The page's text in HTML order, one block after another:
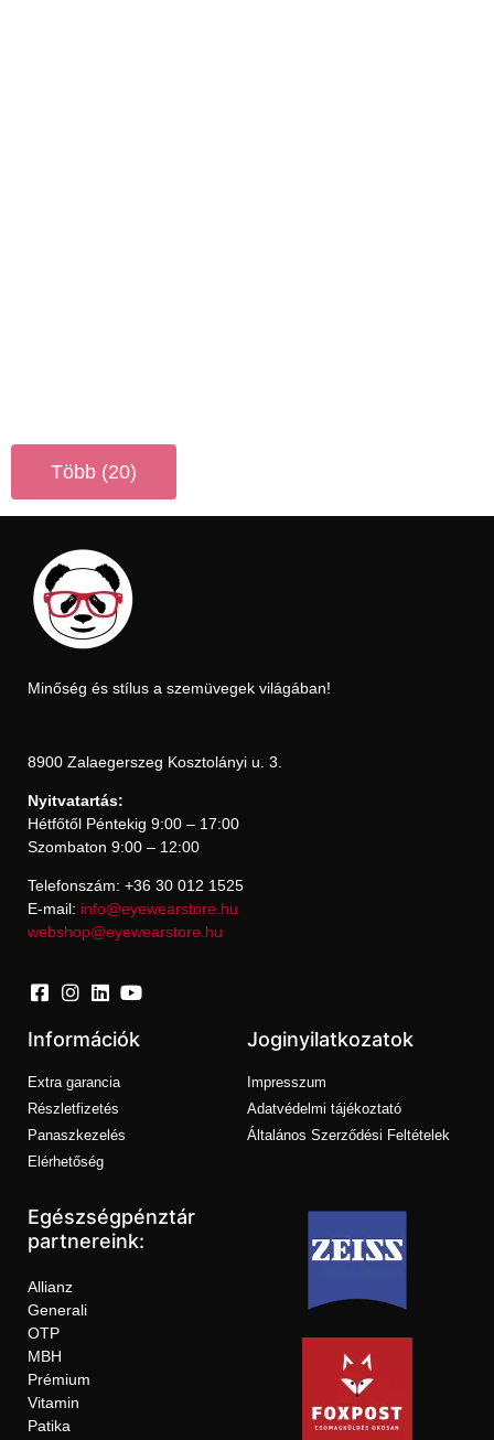
Több (20)
Minőség és stílus a szemüvegek világában!
8900 Zalaegerszeg Kosztolányi u. 3.
Nyitvatartás:
Hétfőtől Péntekig 9:00 – 17:00
Szombaton 9:00 – 12:00
Telefonszám: +36 30 012 1525
E-mail: info@eyewearstore.hu
webshop@eyewearstore.hu
Információk
Extra garancia
Részletfizetés
Panaszkezelés
Elérhetőség
Joginyilatkozatok
Impresszum
Adatvédelmi tájékoztató
Általános Szerződési Feltételek
Egészségpénztár
partnereink:
Allianz
Generali
OTP
MBH
Prémium
Vitamin
Patika